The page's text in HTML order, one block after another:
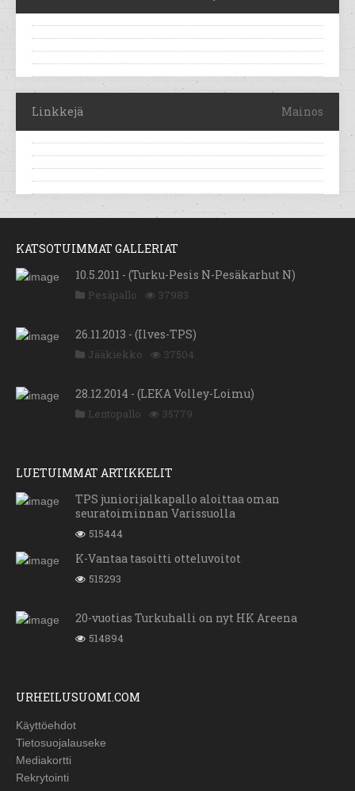
Linkkejä Mainos
KATSOTUIMMAT GALLERIAT
10.5.2011 - (Turku-Pesis N-Pesäkarhut N)
Pesäpallo 37983
26.11.2013 - (Ilves-TPS)
Jääkiekko 37504
28.12.2014 - (LEKA Volley-Loimu)
Lentopallo 35779
LUETUIMMAT ARTIKKELIT
TPS juniorijalkapallo aloittaa oman
seuratoiminnan Varissuolla
515444
K-Vantaa tasoitti otteluvoitot
515293
20-vuotias Turkuhalli on nyt HK Areena
514894
URHEILUSUOMI.COM
Käyttöehdot
Tietosuojalauseke
Mediakortti
Rekrytointi